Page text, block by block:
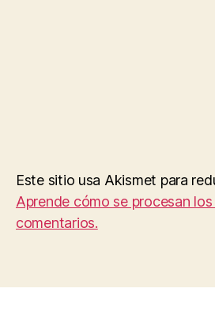
Este sitio usa Akismet para
Aprende cómo se procesan
comentarios.